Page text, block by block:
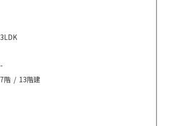
3LDK
-
7階 / 13階建